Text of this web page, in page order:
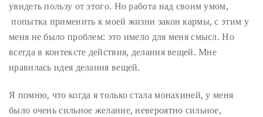
увидеть пользу от этого. Но работа над своим умом,
попытка применить к моей жизни закон кармы, с этим у
меня не было проблем: это имело для меня смысл. Но
всегда в контексте действия, делания вещей. Мне
нравилась идея делания вещей.
Я помню, что когда я только стала монахиней, у меня
было очень сильное желание, невероятно сильное,